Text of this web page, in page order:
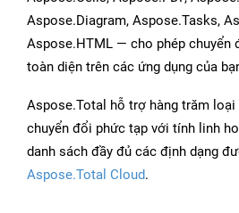
Aspose.Diagram, Aspose.Tasks,
Aspose.HTML — cho phép chuyển
toàn diện trên các ứng dụng của
Aspose.Total hỗ trợ hàng trăm
chuyển đổi phức tạp với tính linh
danh sách đầy đủ các định dạng
Aspose.Total Cloud.